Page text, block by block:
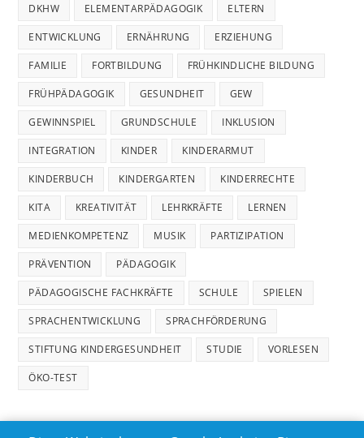
DKHW ELEMENTARPÄDAGOGIK ELTERN
ENTWICKLUNG ERNÄHRUNG ERZIEHUNG
FAMILIE FORTBILDUNG FRÜHKINDLICHE BILDUNG
FRÜHPÄDAGOGIK GESUNDHEIT GEW
GEWINNSPIEL GRUNDSCHULE INKLUSION
INTEGRATION KINDER KINDERARMUT
KINDERBUCH KINDERGARTEN KINDERRECHTE
KITA KREATIVITÄT LEHRKRÄFTE LERNEN
MEDIENKOMPETENZ MUSIK PARTIZIPATION
PRÄVENTION PÄDAGOGIK
PÄDAGOGISCHE FACHKRÄFTE SCHULE SPIELEN
SPRACHENTWICKLUNG SPRACHFÖRDERUNG
STIFTUNG KINDERGESUNDHEIT STUDIE VORLESEN
ÖKO-TEST